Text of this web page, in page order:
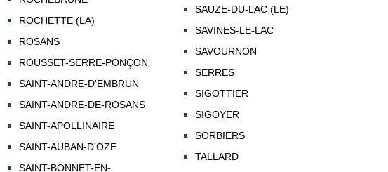
ROCHETTE (LA)
ROSANS
ROUSSET-SERRE-PONÇON
SAINT-ANDRE-D'EMBRUN
SAINT-ANDRE-DE-ROSANS
SAINT-APOLLINAIRE
SAINT-AUBAN-D'OZE
SAINT-BONNET-EN-
SAUZE-DU-LAC (LE)
SAVINES-LE-LAC
SAVOURNON
SERRES
SIGOTTIER
SIGOYER
SORBIERS
TALLARD